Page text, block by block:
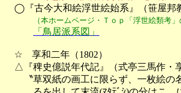
◯『古今大和絵浮世絵始系』（笹屋邦
（本ホームページ・Ｔｏｐ「浮世絵類考」
「鳥居派系図」
☆　享和二年（1802）
△『稗史億説年代記』（式亭三馬作・
〝草双紙の画工に限らず、一枚絵の名